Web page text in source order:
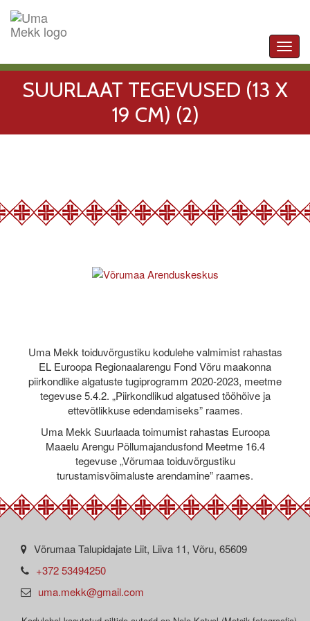
SUURLAAT TEGEVUSED (13 X
19 CM) (2)
Uma Mekk toiduvõrgustiku kodulehe valmimist rahastas
EL Euroopa Regionaalarengu Fond Võru maakonna
piirkondlike algatuste tugiprogramm 2020-2023, meetme
tegevuse 5.4.2. „Piirkondlikud algatused tööhõive ja
ettevõtlikkuse edendamiseks” raames.
Uma Mekk Suurlaada toimumist rahastas Euroopa
Maaelu Arengu Põllumajandusfond Meetme 16.4
tegevuse „Võrumaa toiduvõrgustiku
turustamisvõimaluste arendamine” raames.
Võrumaa Talupidajate Liit, Liiva 11, Võru, 65609
+372 53494250
uma.mekk@gmail.com